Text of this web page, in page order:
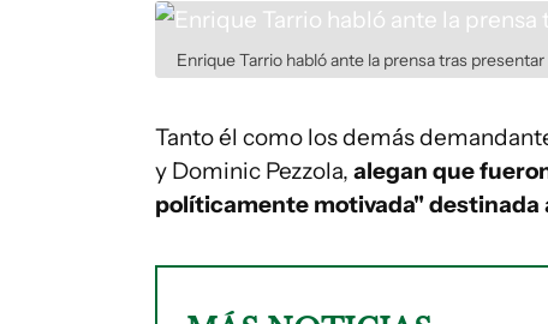
Enrique Tarrio habló ante la prensa tras
Tanto él como los demás
y Dominic Pezzola, alegan que
políticamente motivada" destinada